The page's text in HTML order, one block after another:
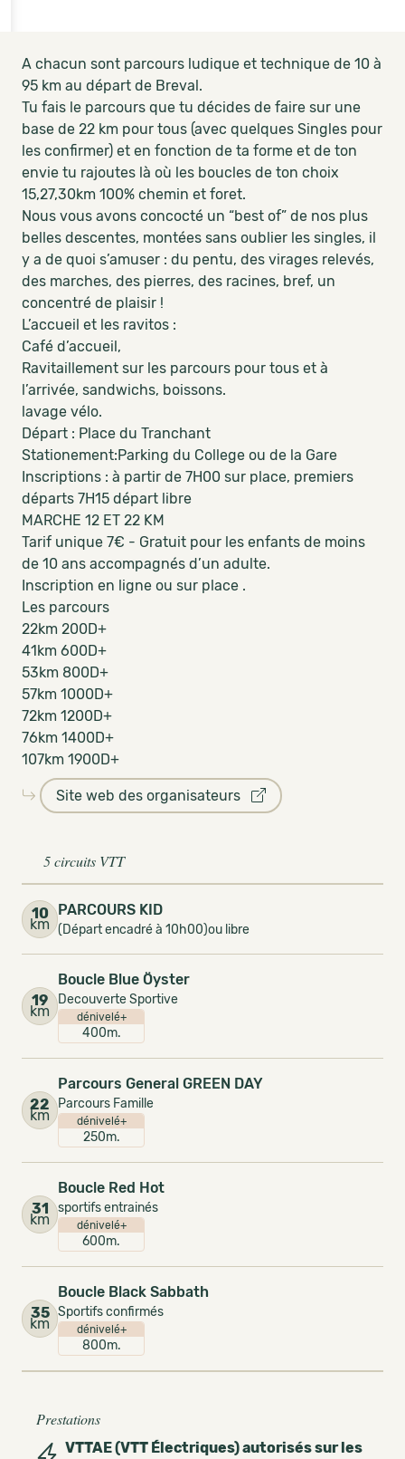
A chacun sont parcours ludique et technique de 10 à
95 km au départ de Breval.
Tu fais le parcours que tu décides de faire sur une
base de 22 km pour tous (avec quelques Singles pour
les confirmer) et en fonction de ta forme et de ton
envie tu rajoutes là où les boucles de ton choix
15,27,30km 100% chemin et foret.
Nous vous avons concocté un “best of” de nos plus
belles descentes, montées sans oublier les singles, il
y a de quoi s’amuser : du pentu, des virages relevés,
des marches, des pierres, des racines, bref, un
concentré de plaisir !
L’accueil et les ravitos :
Café d’accueil,
Ravitaillement sur les parcours pour tous et à
l’arrivée, sandwichs, boissons.
lavage vélo.
Départ : Place du Tranchant
Stationement:Parking du College ou de la Gare
Inscriptions : à partir de 7H00 sur place, premiers
départs 7H15 départ libre
MARCHE 12 ET 22 KM
Tarif unique 7€ - Gratuit pour les enfants de moins
de 10 ans accompagnés d’un adulte.
Inscription en ligne ou sur place .
Les parcours
22km 200D+
41km 600D+
53km 800D+
57km 1000D+
72km 1200D+
76km 1400D+
107km 1900D+
Site web des organisateurs
5 circuits VTT
10
km
PARCOURS KID
(Départ encadré à 10h00)ou libre
19
km
Boucle Blue Öyster
Decouverte Sportive
dénivelé+
400m.
22
km
Parcours General GREEN DAY
Parcours Famille
dénivelé+
250m.
31
km
Boucle Red Hot
sportifs entrainés
dénivelé+
600m.
35
km
Boucle Black Sabbath
Sportifs confirmés
dénivelé+
800m.
Prestations
VTTAE (VTT Électriques) autorisés sur les